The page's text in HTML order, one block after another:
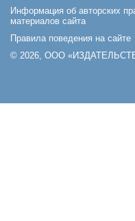
Информация об авторских
материалов сайта
Правила поведения на сайте
© 2026, ООО